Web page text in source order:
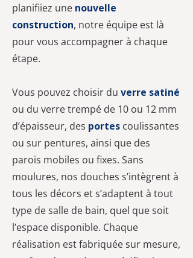
planifiiez une nouvelle
construction, notre équipe est là
pour vous accompagner à chaque
étape.
Vous pouvez choisir du verre satiné
ou du verre trempé de 10 ou 12 mm
d’épaisseur, des portes coulissantes
ou sur pentures, ainsi que des
parois mobiles ou fixes. Sans
moulures, nos douches s’intègrent à
tous les décors et s’adaptent à tout
type de salle de bain, quel que soit
l’espace disponible. Chaque
réalisation est fabriquée sur mesure,